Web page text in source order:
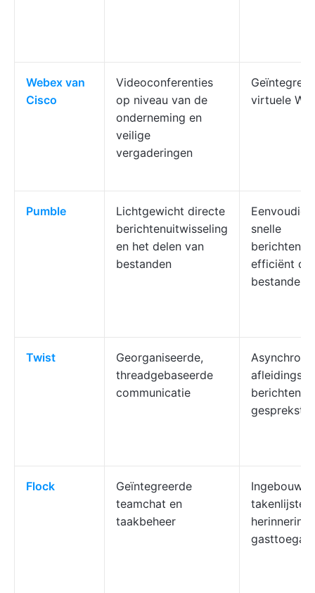
Webex van
Cisco
Videoconferenties
op niveau van de
onderneming en
veilige
vergaderingen
virtuele
Pumble
Lichtgewicht directe
berichtenuitwisseling
en het delen van
bestanden
snelle
efficiënt
bestanden
Twist
Georganiseerde,
threadgebaseerde
communicatie
Flock
Geïntegreerde
teamchat en
taakbeheer
takenlijsten